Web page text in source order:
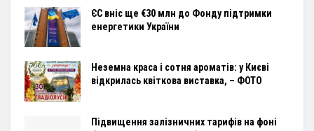
ЄС вніс ще €30 млн до Фонду підтримки
енергетики України
Неземна краса і сотня ароматів: у Києві
відкрилась квіткова виставка, – ФОТО
Підвищення залізничних тарифів на фоні